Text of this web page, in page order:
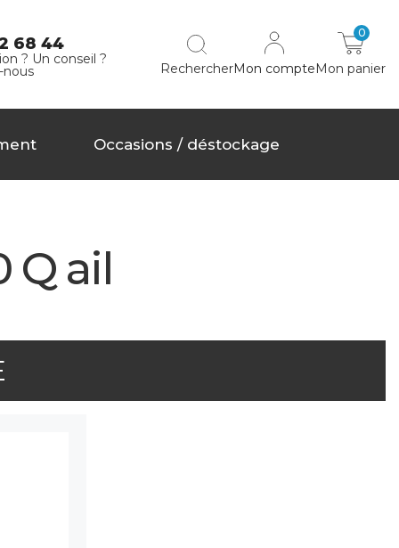
68 44
? Un conseil ?
RechercherMon compteMon panier
0
Occasions / déstockage
Q ail